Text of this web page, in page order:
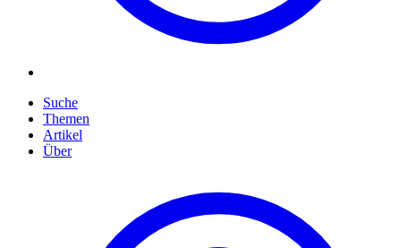
Suche
Themen
Artikel
Über